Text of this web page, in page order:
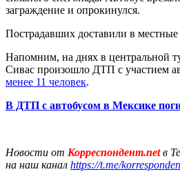
заграждение и опрокинулся.
Пострадавших доставили в
Напомним, на днях в центральной
Сивас произошло ДТП с участием
менее 11 человек.
В ДТП с автобусом в Мексике
Новости от Корреспондент.netв
на наш канал https://t.me/